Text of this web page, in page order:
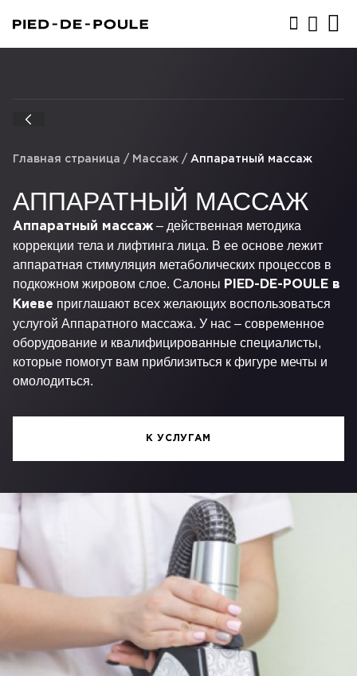
Главная страница / Массаж / Аппаратный массаж
АППАРАТНЫЙ МАССАЖ
Аппаратный массаж – действенная методика
коррекции тела и лифтинга лица. В ее основе лежит
аппаратная стимуляция метаболических процессов в
подкожном жировом слое. Салоны PIED-DE-POULE в
Киеве приглашают всех желающих воспользоваться
услугой Аппаратного массажа. У нас – современное
оборудование и квалифицированные специалисты,
которые помогут вам приблизиться к фигуре мечты и
омолодиться.
К УСЛУГАМ